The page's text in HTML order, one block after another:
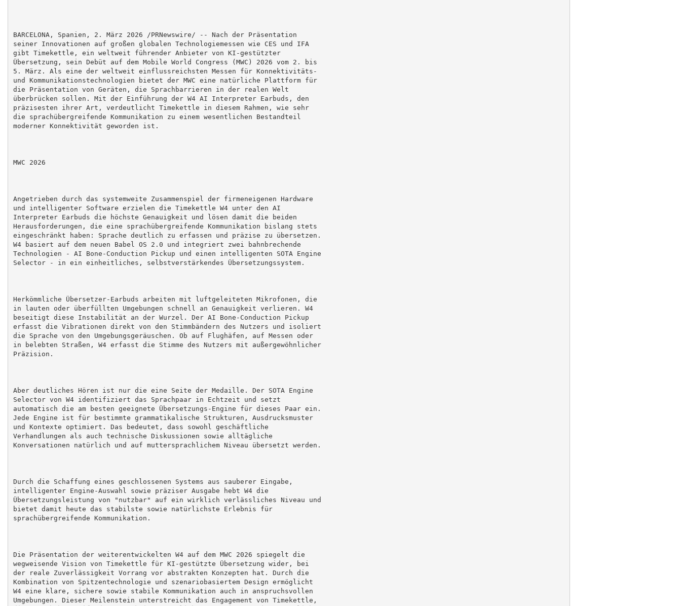
BARCELONA, Spanien, 2. März 2026 /PRNewswire/ -- Nach der Präsentation
seiner Innovationen auf großen globalen Technologiemessen wie CES und IFA
gibt Timekettle, ein weltweit führender Anbieter von KI-gestützter
Übersetzung, sein Debüt auf dem Mobile World Congress (MWC) 2026 vom 2. bis
5. März. Als eine der weltweit einflussreichsten Messen für Konnektivitäts-
und Kommunikationstechnologien bietet der MWC eine natürliche Plattform für
die Präsentation von Geräten, die Sprachbarrieren in der realen Welt
überbrücken sollen. Mit der Einführung der W4 AI Interpreter Earbuds, den
präzisesten ihrer Art, verdeutlicht Timekettle in diesem Rahmen, wie sehr
die sprachübergreifende Kommunikation zu einem wesentlichen Bestandteil
moderner Konnektivität geworden ist.
MWC 2026
Angetrieben durch das systemweite Zusammenspiel der firmeneigenen Hardware
und intelligenter Software erzielen die Timekettle W4 unter den AI
Interpreter Earbuds die höchste Genauigkeit und lösen damit die beiden
Herausforderungen, die eine sprachübergreifende Kommunikation bislang stets
eingeschränkt haben: Sprache deutlich zu erfassen und präzise zu übersetzen.
W4 basiert auf dem neuen Babel OS 2.0 und integriert zwei bahnbrechende
Technologien - AI Bone-Conduction Pickup und einen intelligenten SOTA Engine
Selector - in ein einheitliches, selbstverstärkendes Übersetzungssystem.
Herkömmliche Übersetzer-Earbuds arbeiten mit luftgeleiteten Mikrofonen, die
in lauten oder überfüllten Umgebungen schnell an Genauigkeit verlieren. W4
beseitigt diese Instabilität an der Wurzel. Der AI Bone-Conduction Pickup
erfasst die Vibrationen direkt von den Stimmbändern des Nutzers und isoliert
die Sprache von den Umgebungsgeräuschen. Ob auf Flughäfen, auf Messen oder
in belebten Straßen, W4 erfasst die Stimme des Nutzers mit außergewöhnlicher
Präzision.
Aber deutliches Hören ist nur die eine Seite der Medaille. Der SOTA Engine
Selector von W4 identifiziert das Sprachpaar in Echtzeit und setzt
automatisch die am besten geeignete Übersetzungs-Engine für dieses Paar ein.
Jede Engine ist für bestimmte grammatikalische Strukturen, Ausdrucksmuster
und Kontexte optimiert. Das bedeutet, dass sowohl geschäftliche
Verhandlungen als auch technische Diskussionen sowie alltägliche
Konversationen natürlich und auf muttersprachlichem Niveau übersetzt werden.
Durch die Schaffung eines geschlossenen Systems aus sauberer Eingabe,
intelligenter Engine-Auswahl sowie präziser Ausgabe hebt W4 die
Übersetzungsleistung von "nutzbar" auf ein wirklich verlässliches Niveau und
bietet damit heute das stabilste sowie natürlichste Erlebnis für
sprachübergreifende Kommunikation.
Die Präsentation der weiterentwickelten W4 auf dem MWC 2026 spiegelt die
wegweisende Vision von Timekettle für KI-gestützte Übersetzung wider, bei
der reale Zuverlässigkeit Vorrang vor abstrakten Konzepten hat. Durch die
Kombination von Spitzentechnologie und szenariobasiertem Design ermöglicht
W4 eine klare, sichere sowie stabile Kommunikation auch in anspruchsvollen
Umgebungen. Dieser Meilenstein unterstreicht das Engagement von Timekettle,